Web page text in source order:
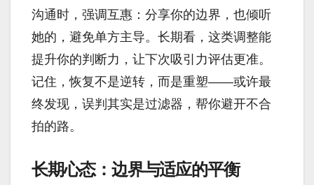
沟通时，强调互惠：分享你的边界，也倾听
她的，避免单方主导。长期看，这类调整能
提升你的判断力，让下次吸引力评估更准。
记住，恢复不是逆转，而是重塑——或许最
终发现，误判其实是过滤器，帮你避开不合
拍的路。
长期心态：边界与适应的平衡